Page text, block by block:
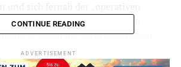
aktuelle politischen Themen
in der Stadt ansprechen sowie
der Kommunalpolitik in
CONTINUE READING
ADVERTISEMENT